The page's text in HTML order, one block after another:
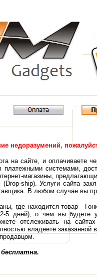
недоразумений,
на сайте, и оплачиваете
платежными системами,
магазины,
(Drop-ship).Услуги сайта
В любом случае вы
где находится товар -
5 дней), о чем вы будете
отслеживать на
владеете заказанной